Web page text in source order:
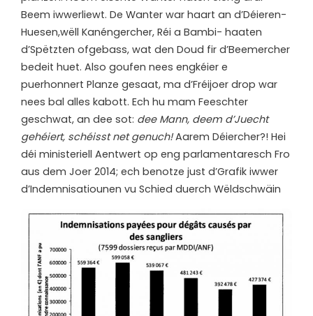
Beem iwwerliewt. De Wanter war haart an d’Déieren-
Huesen,wëll Kanéngercher, Réi a Bambi- haaten
d’Spëtzten ofgebass, wat den Doud fir d’Beemercher
bedeit huet. Also goufen nees engkéier e
puerhonnert Planze gesaat, ma d’Fréijoer drop war
nees bal alles kabott. Ech hu mam Feeschter
geschwat, an dee sot: dee Mann, deem d’Juecht
gehéiert, schéisst net genuch!Aarem Déiercher?! Hei
déi ministeriell Aentwert op eng parlamentaresch Fro
aus dem Joer 2014; ech benotze just d’Grafik iwwer
d’Indemnisatiounen vu Schied duerch Wëldschwäin